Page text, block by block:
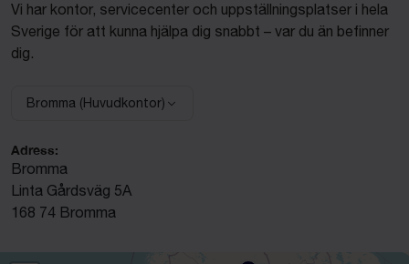
Vi har kontor, servicecenter och uppställningsplatser i hela
Sverige för att kunna hjälpa dig snabbt – var du än befinner
dig.
Välj anläggning:
Bromma (Huvudkontor)
Adress:
Bromma
Linta Gårdsväg 5A
168 74 Bromma